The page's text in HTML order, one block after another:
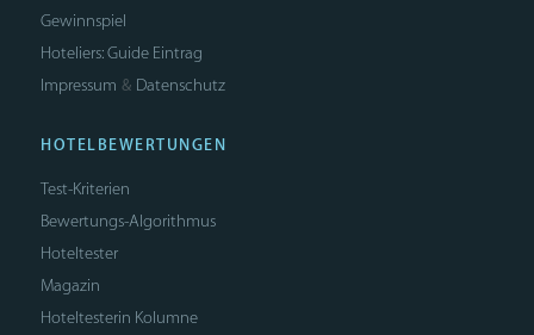
Gewinnspiel
Hoteliers: Guide Eintrag
Impressum & Datenschutz
HOTELBEWERTUNGEN
Test-Kriterien
Bewertungs-Algorithmus
Hoteltester
Magazin
Hoteltesterin Kolumne